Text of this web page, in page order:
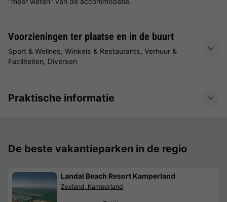
Voorzieningen ter plaatse en in de buurt
Sport & Wellnes, Winkels & Restaurants, Verhuur &
Faciliteiten, Diversen
Praktische informatie
De beste vakantieparken in de regio
Landal Beach Resort Kamperland
Zeeland, Kamperland